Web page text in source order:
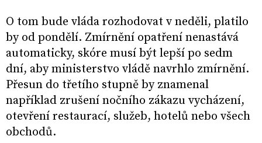
O tom bude vláda rozhodovat v neděli, platilo
by od pondělí. Zmírnění opatření nenastává
automaticky, skóre musí být lepší po sedm
dní, aby ministerstvo vládě navrhlo zmírnění.
Přesun do třetího stupně by znamenal
například zrušení nočního zákazu vycházení,
otevření restaurací, služeb, hotelů nebo všech
obchodů.